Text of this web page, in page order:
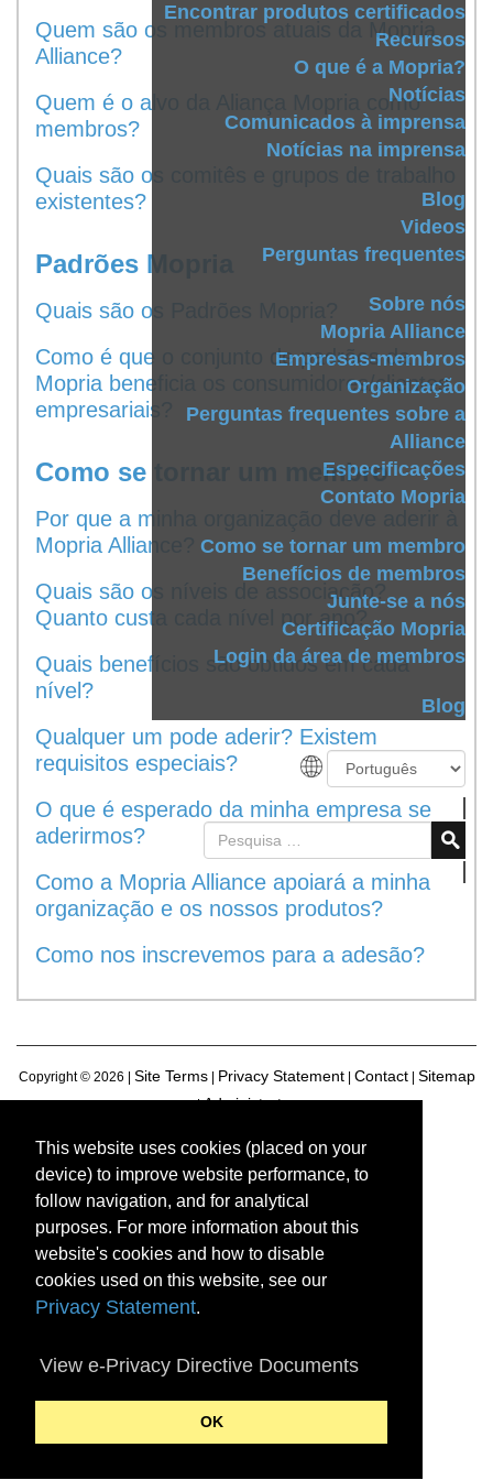
This website uses cookies (placed on your
device) to improve website performance, to
follow navigation, and for analytical
purposes. For more information about this
website's cookies and how to disable
cookies used on this website, see our
Privacy Statement.
View e-Privacy Directive Documents
OK
Encontrar produtos certificados
Recursos
O que é a Mopria?
Notícias
Comunicados à imprensa
Notícias na imprensa
Blog
Videos
Perguntas frequentes
Sobre nós
Mopria Alliance
Empresas-membros
Organização
Perguntas frequentes sobre a
Alliance
Especificações
Contato Mopria
Como se tornar um membro
Benefícios de membros
Junte-se a nós
Certificação Mopria
Login da área de membros
Blog
Quem são os membros atuais da Mopria
Alliance?
Quem é o alvo da Aliança Mopria como
membros?
Quais são os comitês e grupos de trabalho
existentes?
Padrões Mopria
Quais são os Padrões Mopria?
Como é que o conjunto de padrões da
Mopria beneficia os consumidores/clientes
empresariais?
Como se tornar um membro
Por que a minha organização deve aderir à
Mopria Alliance?
Quais são os níveis de associação?
Quanto custa cada nível por ano?
Quais benefícios são obtidos em cada
nível?
Qualquer um pode aderir? Existem
requisitos especiais?
O que é esperado da minha empresa se
aderirmos?
Como a Mopria Alliance apoiará a minha
organização e os nossos produtos?
Como nos inscrevemos para a adesão?
Copyright © 2026 | Site Terms| Privacy Statement| Contact| Sitemap
|Administrator